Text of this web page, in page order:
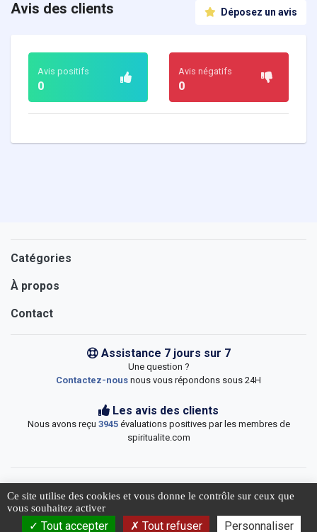
un jour jour(s) de livraison
Commander (24,00
Déposez un avis
Avis des clients
Avis positifs
0
Avis négatifs
0
Catégories
À propos
Contact
Assistance 7 jours sur 7
Une question ?
Contactez-nous nous vous répondons sous 24H
Les avis des clients
Nous avons reçu 3945évaluations positives par les membres de
spiritualite.com
© 2026 Spiritualite.com
Ce site utilise des cookies et vous donne le contrôle sur ceux que
vous souhaitez activer
Tout accepter Tout refuser Personnaliser